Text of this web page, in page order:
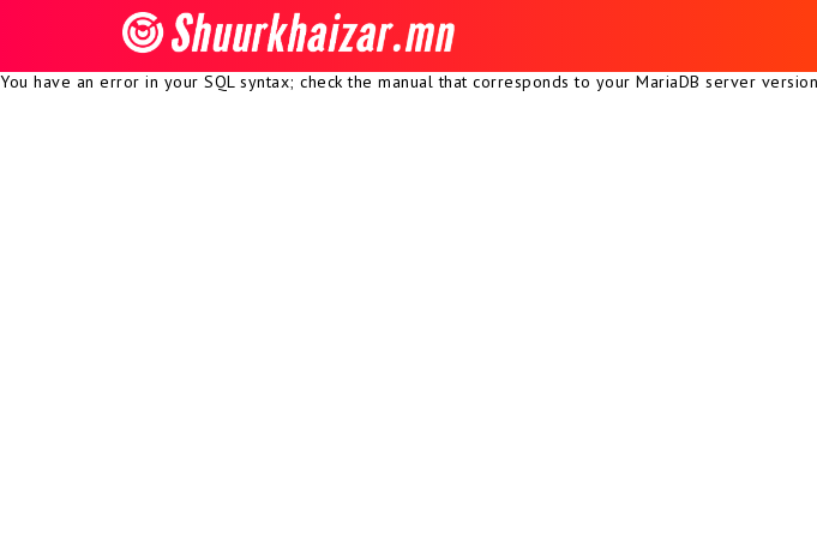
You have an error in your SQL syntax; check the manual that corresponds to your MariaDB server